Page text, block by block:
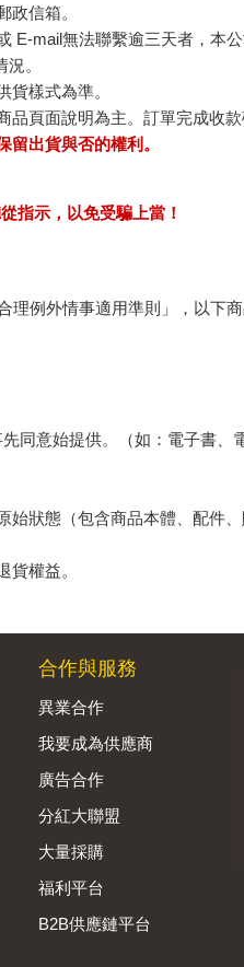
信箱。
mail無法聯繫逾三天者，本
。
樣式為準。
頁面說明為主。訂單完成收
出貨與否的權利。
指示，以免受騙上當！
例外情事適用準則」，以下
同意始提供。（如：電子書、
狀態（包含商品本體、配件
權益。
合作與服務
異業合作
我要成為供應商
廣告合作
分紅大聯盟
大量採購
福利平台
B2B供應鏈平台